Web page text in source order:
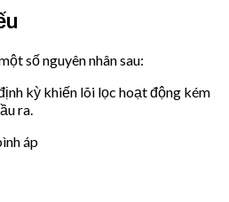
số nguyên nhân sau:
kỳ khiến lõi lọc hoạt động kém
ra.
áp